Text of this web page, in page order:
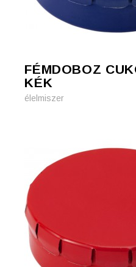
FÉMDOBOZ
KÉK
élelmiszer